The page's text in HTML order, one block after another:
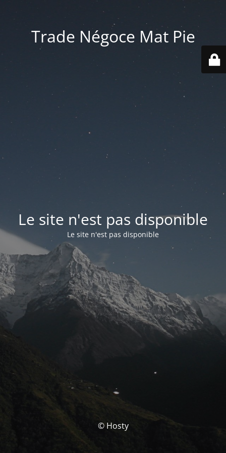
Trade Négoce Mat Pie
Le site n'est pas disponible
Le site n'est pas disponible
© Hosty